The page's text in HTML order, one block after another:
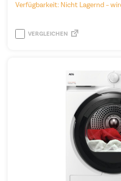
Verfügbarkeit: Nicht Lagernd –
VERGLEICHEN